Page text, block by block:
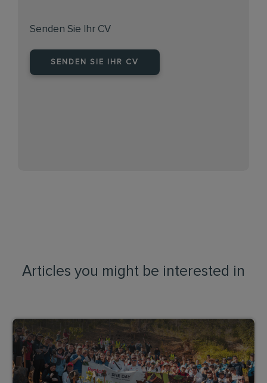
Senden Sie Ihr CV
SENDEN SIE IHR CV
Articles you might be interested in